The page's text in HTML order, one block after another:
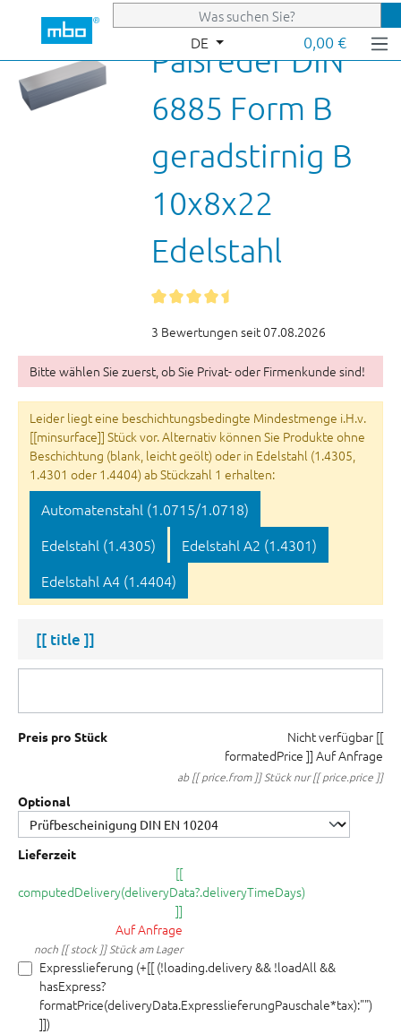
Zum Hauptinhalt springen
DE 0,00 €
Paßfeder DIN
6885 Form B
geradstirnig B
10x8x22
Edelstahl
3 Bewertungen seit 07.08.2026
Bitte wählen Sie zuerst, ob Sie Privat- oder Firmenkunde sind!
Leider liegt eine beschichtungsbedingte Mindestmenge i.H.v.
[[minsurface]] Stück vor. Alternativ können Sie Produkte ohne
Beschichtung (blank, leicht geölt) oder in Edelstahl (1.4305,
1.4301 oder 1.4404) ab Stückzahl 1 erhalten:
Automatenstahl (1.0715/1.0718)
Edelstahl (1.4305)
Edelstahl A2 (1.4301)
Edelstahl A4 (1.4404)
[[ title ]]
Preis pro Stück Nicht verfügbar [[
formatedPrice ]] Auf Anfrage
ab [[ price.from ]] Stück nur [[ price.price ]]
Optional
Lieferzeit
[[
computedDelivery(deliveryData?.deliveryTimeDays)
]]
Auf Anfrage
noch [[ stock ]] Stück am Lager
Expresslieferung (+[[ (!loading.delivery && !loadAll &&
hasExpress?
formatPrice(deliveryData.ExpresslieferungPauschale*tax):"")
]])